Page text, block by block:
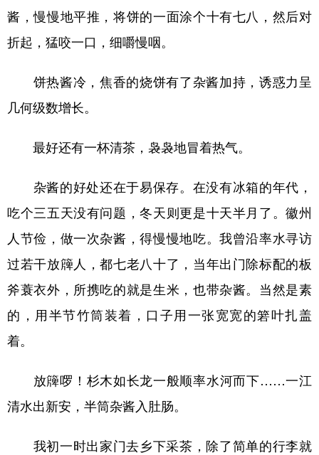
酱，慢慢地平推，将饼的一面涂个十有七八，然后对
折起，猛咬一口，细嚼慢咽。
饼热酱冷，焦香的烧饼有了杂酱加持，诱惑力呈
几何级数增长。
最好还有一杯清茶，袅袅地冒着热气。
杂酱的好处还在于易保存。在没有冰箱的年代，
吃个三五天没有问题，冬天则更是十天半月了。徽州
人节俭，做一次杂酱，得慢慢地吃。我曾沿率水寻访
过若干放簰人，都七老八十了，当年出门除标配的板
斧蓑衣外，所携吃的就是生米，也带杂酱。当然是素
的，用半节竹筒装着，口子用一张宽宽的箬叶扎盖
着。
放簰啰！杉木如长龙一般顺率水河而下……一江
清水出新安，半筒杂酱入肚肠。
我初一时出家门去乡下采茶，除了简单的行李就